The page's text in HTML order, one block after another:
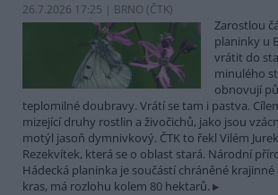
26.7.2026 17:25 | BRNO (ČTK)
Zarostlou
planinky u
vrátit do
minulého
obnovují
teplomilné doubravy. Vrátí se tam i pastva.
mizející druhy rostlin a živočichů, jako jsou
motýl jasoň dymnivkový. ČTK to řekl Vilém
Rezekvítek, která se o oblast stará. Národní
Hádecká planinka je součástí chráněné
kras, má rozlohu kolem 80 hektarů.